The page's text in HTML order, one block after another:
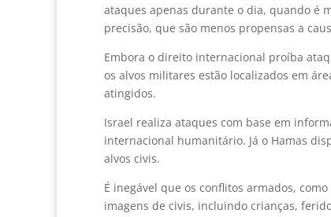
ataques apenas durante o dia, quando é
precisão, que são menos propensas a
Embora o direito internacional proíba
os alvos militares estão localizados em
atingidos.
Israel realiza ataques com base em
internacional humanitário. Já o Hamas
alvos civis.
É inegável que os conflitos armados,
imagens de civis, incluindo crianças,